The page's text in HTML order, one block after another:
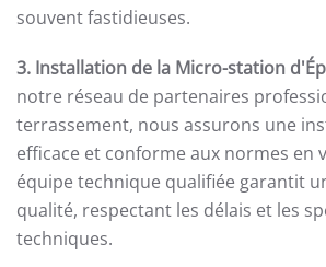
souvent fastidieuses.
3. Installation de la Micro-station
notre réseau de partenaires
terrassement, nous assurons une
efficace et conforme aux normes en
équipe technique qualifiée garantit
qualité, respectant les délais et les
techniques.